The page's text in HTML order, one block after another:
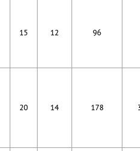
15 12 96
20 14 178